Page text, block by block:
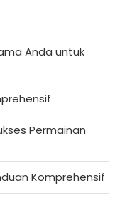
Anda untuk
Permainan
Komprehensif